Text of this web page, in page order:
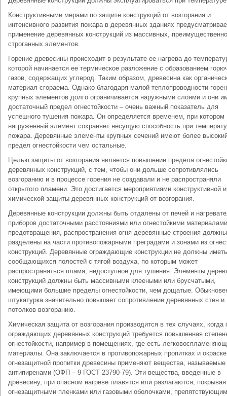
Конструктивными мерами по защите конструкций от возгорания и
интенсивного развития пожара в деревянных зданиях
применение деревянных конструкций из массивных, преимущественно
строганных элементов.
Горение древесины происходит в результате ее нагрева до
которой начинается ее термическое разложение с образованием
газов, содержащих углерод. Таким образом, древесина как
материал сгораема. Однако благодаря малой теплопроводности
крупных элементов долго ограничивается наружными слоями и они
достаточный предел огнестойкости – очень важный показатель для
успешного тушения пожара. Он определяется временем, при котором
нагруженный элемент сохраняет несущую способность при
пожара. Деревянные элементы крупных сечений имеют более
предел огнестойкости чем остальные.
Целью защиты от возгорания является повышение предела
деревянных конструкций, с тем, чтобы они дольше сопротивлялись
возгоранию и в процессе горения не создавали и не распространяли
открытого пламени. Это достигается мероприятиями конструктивной и
химической защиты деревянных конструкций от возгорания.
Деревянные конструкции должны быть отдалены от печей и
приборов достаточными расстояниями или огнестойкими
предотвращения, распространения огня деревянные строения
разделены на части противопожарными преградами и зонами из
конструкций. Деревянные ограждающие конструкции не должны иметь
сообщающихся полостей с тягой воздуха, по которым может
распространяться пламя, недоступное для тушения. Элементы
конструкций должны быть массивными клееными или брусчатыми,
имеющими большие пределы огнестойкости, чем дощатые.
штукатурка значительно повышает сопротивление деревянных стен и
потолков возгоранию.
Химическая защита от возгорания производится в тех случаях, когда
ограждающих деревянных конструкций требуется повышенная
огнестойкости, например в помещениях, где есть
материалы. Она заключается в противопожарных пропитках и
огнезащитной пропитки древесины применяют вещества, называемые
антипиренами (ОФП – 9 ГОСТ 23790-79). Эти вещества, введенные в
древесину, при опасном нагреве плавятся или разлагаются,
огнезащитными пленками или газовыми оболочками,